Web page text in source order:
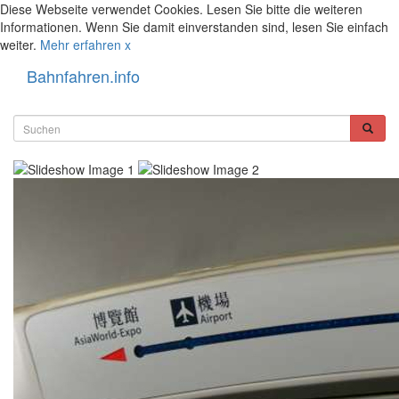
Diese Webseite verwendet Cookies. Lesen Sie bitte die weiteren
Informationen. Wenn Sie damit einverstanden sind, lesen Sie einfach
weiter. Mehr erfahren x
Bahnfahren.info